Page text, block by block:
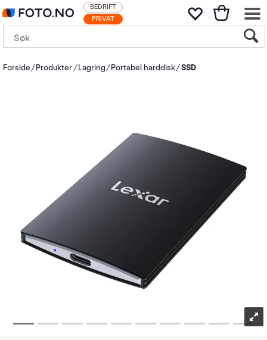
PRIVAT
BEDRIFT
Forside Produkter Lagring Portabel harddisk SSD